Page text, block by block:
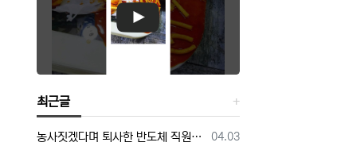
최근글
등록일
04.03
농사짓겠다며 퇴사한 반도체 직원… 근황 밝혀짐